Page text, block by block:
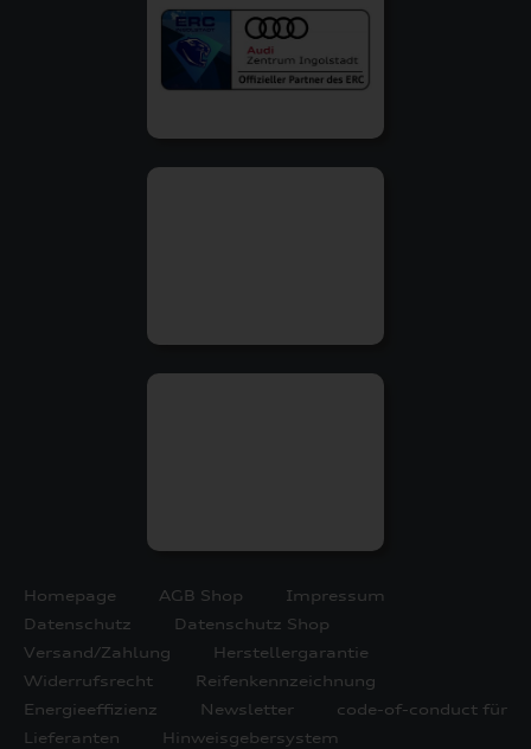
Homepage AGB Shop
Impressum
Datenschutz
Datenschutz Shop
Versand/Zahlung
Herstellergarantie
Widerrufsrecht
Reifenkennzeichnung
Energieeffizienz
Newsletter
code-of-conduct für
Lieferanten
Hinweisgebersystem